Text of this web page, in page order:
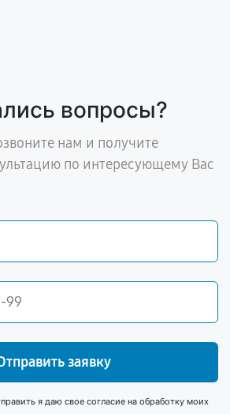
вопросы?
нам и получите
по интересующему Вас
заявку
я даю свое согласие на обработку моих